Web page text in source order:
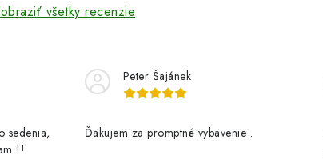
všetky recenzie
sedenia,
!!
Peter Šajánek
Ďakujem za promptné vybavenie .